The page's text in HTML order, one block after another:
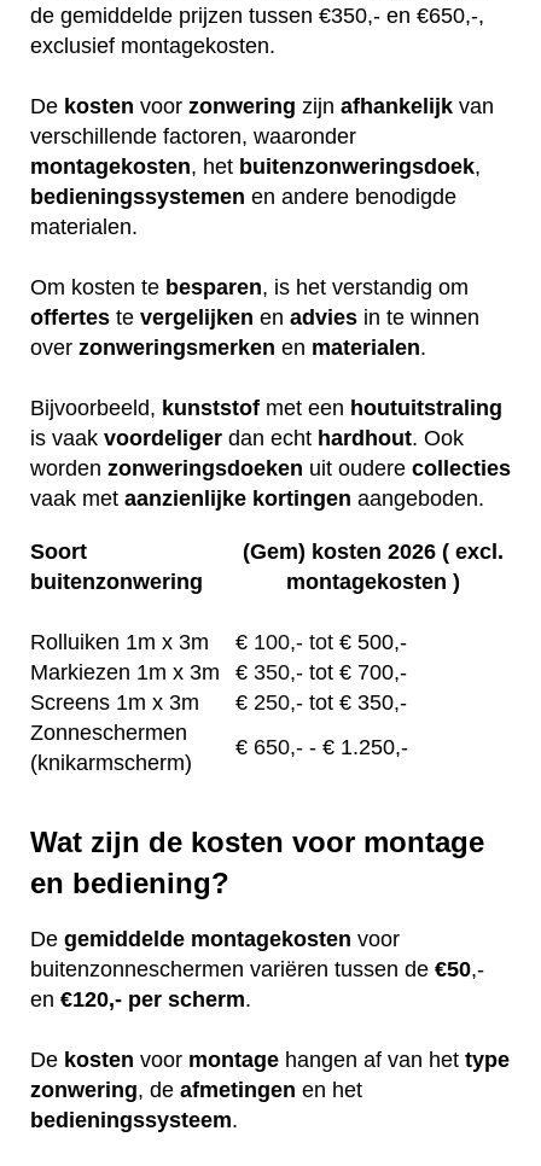
de gemiddelde prijzen tussen €350,- en €650,-,
exclusief montagekosten.
De kosten voor zonwering zijn afhankelijk van
verschillende factoren, waaronder
montagekosten, het buitenzonweringsdoek,
bedieningssystemen en andere benodigde
materialen.
Om kosten te besparen, is het verstandig om
offertes te vergelijken en advies in te winnen
over zonweringsmerken en materialen.
Bijvoorbeeld, kunststof met een houtuitstraling
is vaak voordeliger dan echt hardhout. Ook
worden zonweringsdoeken uit oudere collecties
vaak met aanzienlijke kortingen aangeboden.
Soort
buitenzonwering
(Gem) kosten 2026 ( excl.
montagekosten )
Rolluiken 1m x 3m € 100,- tot € 500,-
Markiezen 1m x 3m
€ 350,- tot € 700,-
Screens 1m x 3m
€ 250,- tot € 350,-
Zonneschermen
(knikarmscherm)
€ 650,- - € 1.250,-
Wat zijn de kosten voor montage
en bediening?
De gemiddelde montagekosten voor
buitenzonneschermen variëren tussen de €50,-
en €120,- per scherm.
De kosten voor montage hangen af van het type
zonwering, de afmetingen en het
bedieningssysteem.